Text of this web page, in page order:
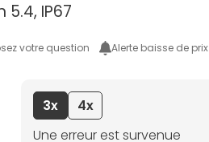
5.4, IP67
votre question Alerte baisse de prix
3x
4x
Une erreur est survenue